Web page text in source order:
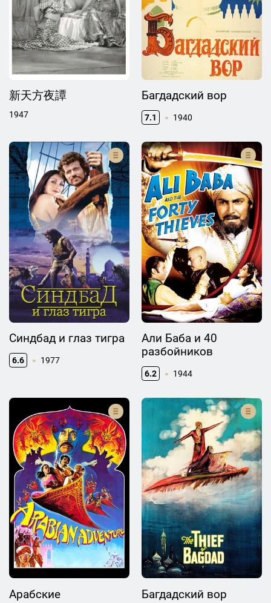
新天方夜譚
1947
Багдадский вор
7.1 1940
Синдбад и глаз тигра
6.6 1977
Али Баба и 40
разбойников
6.2 1944
Арабские
Багдадский вор